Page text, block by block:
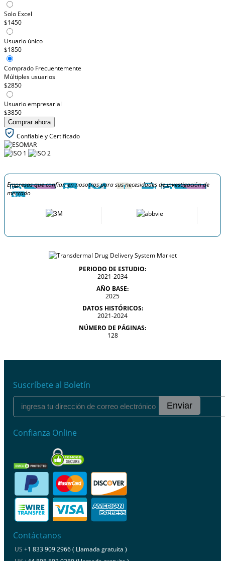
Solo Excel
$1450
Usuario único
$1850
Comprado Frecuentemente
Múltiples usuarios
$2850
Usuario empresarial
$3850
Comprar ahora
Confiable y Certificado
Empresas que confían en nosotros para sus necesidades de investigación de
mercado
PERIODO DE ESTUDIO:
2021-2034
AÑO BASE:
2025
DATOS HISTÓRICOS:
2021-2024
NÚMERO DE PÁGINAS:
128
Suscríbete al Boletín
Enviar
Confianza Online
Contáctanos
US +1 833 909 2966 ( Llamada gratuita )